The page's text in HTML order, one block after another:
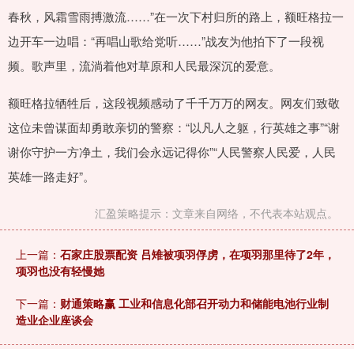
春秋，风霜雪雨搏激流……”在一次下村归所的路上，额旺格拉一
边开车一边唱：“再唱山歌给党听……”战友为他拍下了一段视
频。歌声里，流淌着他对草原和人民最深沉的爱意。
额旺格拉牺牲后，这段视频感动了千千万万的网友。网友们致敬
这位未曾谋面却勇敢亲切的警察：“以凡人之躯，行英雄之事”“谢
谢你守护一方净土，我们会永远记得你”“人民警察人民爱，人民
英雄一路走好”。
汇盈策略提示：文章来自网络，不代表本站观点。
上一篇： 石家庄股票配资 吕雉被项羽俘虏，在项羽那里待了2年，
项羽也没有轻慢她
下一篇： 财通策略赢 工业和信息化部召开动力和储能电池行业制
造业企业座谈会